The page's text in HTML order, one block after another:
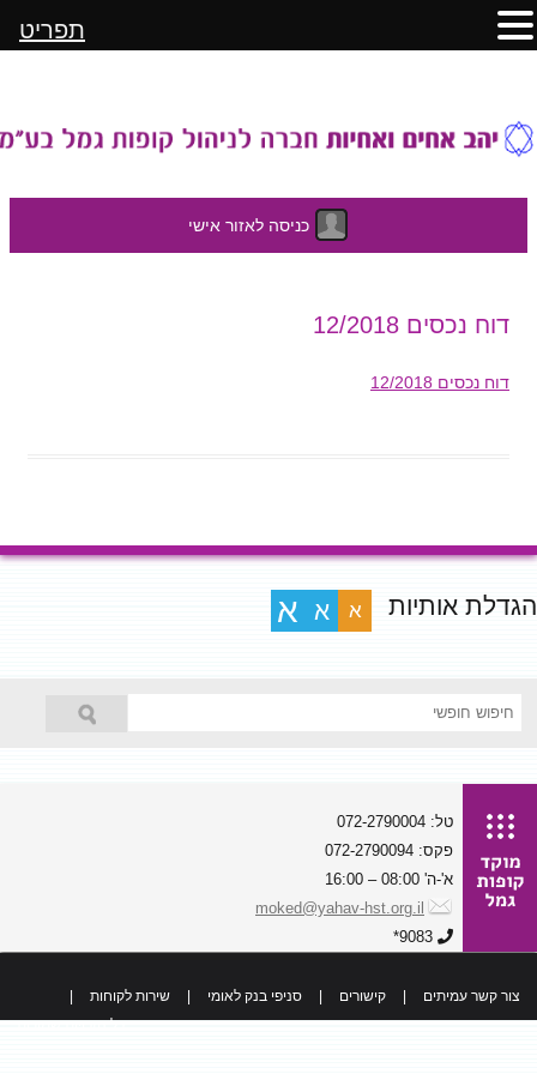
כניסה לאזור אישי
דוח נכסים 12/2018
דוח נכסים 12/2018
הגדלת אותיות א א א
טל: 072-2790004
פקס: 072-2790094
א'-ה' 08:00 – 16:00
moked@yahav-hst.org.il
9083*
צור קשר עמיתים קישורים סניפי בנק לאומי שירות לקוחות
כל הזכויות שמורות
תפריט